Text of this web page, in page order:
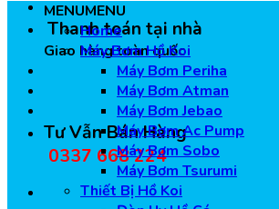
Thanh toán tại nhà
Giao hàng toàn quốc
Tư Vẫn Bán Hàng
0337 668 224
MENUMENU
Home
Máy Bơm Hồ Koi
Máy Bơm Periha
Máy Bơm Atman
Máy Bơm Jebao
Máy Bơm Ac Pump
Máy Bơm Sobo
Máy Bơm Tsurumi
Thiết Bị Hồ Koi